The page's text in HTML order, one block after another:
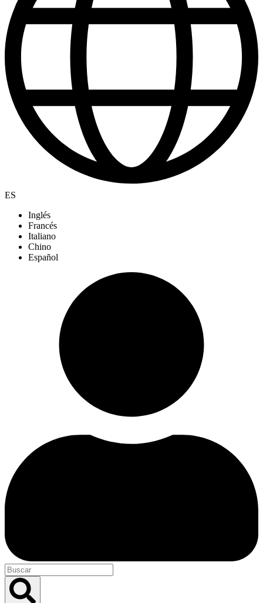
ES
Inglés
Francés
Italiano
Chino
Español